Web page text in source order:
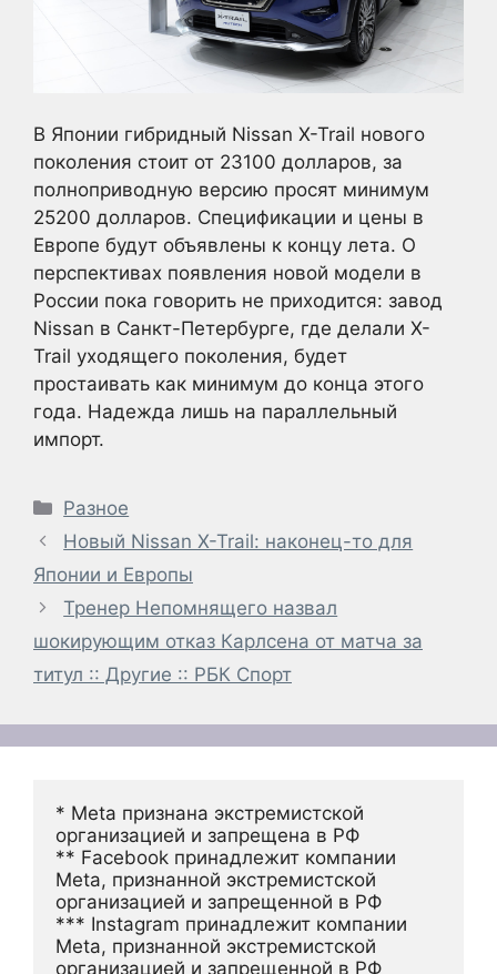
В Японии гибридный Nissan X-Trail нового
поколения стоит от 23100 долларов, за
полноприводную версию просят минимум
25200 долларов. Спецификации и цены в
Европе будут объявлены к концу лета. О
перспективах появления новой модели в
России пока говорить не приходится: завод
Nissan в Санкт-Петербурге, где делали X-
Trail уходящего поколения, будет
простаивать как минимум до конца этого
года. Надежда лишь на параллельный
импорт.
Рубрики
Разное
Новый Nissan X-Trail: наконец-то для
Японии и Европы
Тренер Непомнящего назвал
шокирующим отказ Карлсена от матча за
титул :: Другие :: РБК Спорт
* Meta признана экстремистской
организацией и запрещена в РФ
** Facebook принадлежит компании
Meta, признанной экстремистской
организацией и запрещенной в РФ
*** Instagram принадлежит компании
Meta, признанной экстремистской
организацией и запрещенной в РФ